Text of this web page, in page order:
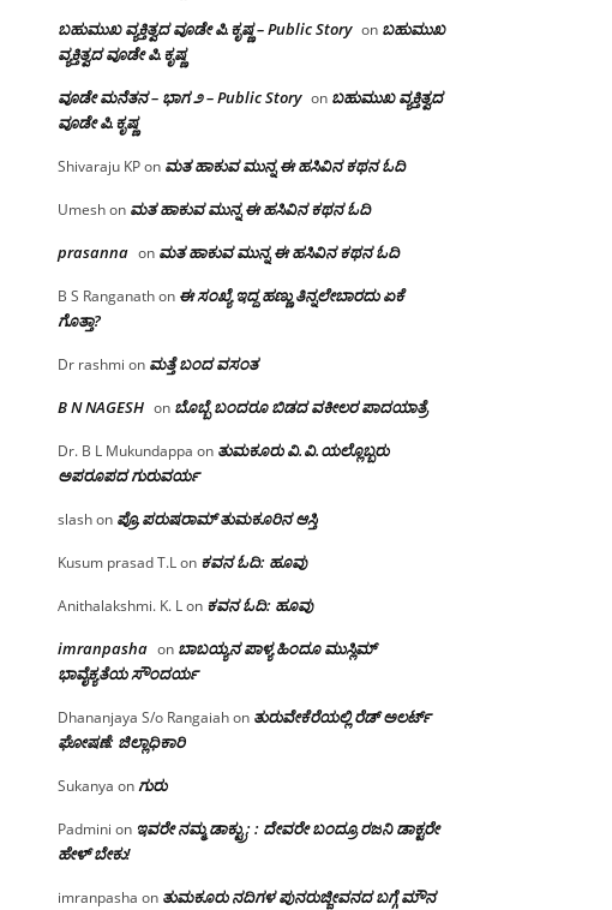
ಬಹುಮುಖ ವ್ಯಕ್ತಿತ್ವದ ವೂಡೇ ಪಿ.ಕೃಷ್ಣ – Public Story on ಬಹುಮುಖ
ವ್ಯಕ್ತಿತ್ವದ ವೂಡೇ ಪಿ.ಕೃಷ್ಣ
ವೂಡೇ ಮನೆತನ – ಭಾಗ ೨ – Public Story on ಬಹುಮುಖ ವ್ಯಕ್ತಿತ್ವದ
ವೂಡೇ ಪಿ.ಕೃಷ್ಣ
Shivaraju KPon ಮತ ಹಾಕುವ ಮುನ್ನ ಈ ಹಸಿವಿನ ಕಥನ ಓದಿ
Umeshon ಮತ ಹಾಕುವ ಮುನ್ನ ಈ ಹಸಿವಿನ ಕಥನ ಓದಿ
prasanna on ಮತ ಹಾಕುವ ಮುನ್ನ ಈ ಹಸಿವಿನ ಕಥನ ಓದಿ
B S Ranganathon ಈ ಸಂಖ್ಯೆ ಇದ್ದ ಹಣ್ಣು ತಿನ್ನಲೇಬಾರದು ಏಕೆ
ಗೊತ್ತಾ?
Dr rashmi on ಮತ್ತೆ ಬಂದ ವಸಂತ
B N NAGESH on ಬೊಬ್ಬೆ ಬಂದರೂ ಬಿಡದ ವಕೀಲರ ಪಾದಯಾತ್ರೆ
Dr. B L Mukundappa on ತುಮಕೂರು‌ ವಿ.ವಿ.ಯಲ್ಲೊಬ್ಬರು
ಅಪರೂಪದ ಗುರುವರ್ಯ
slashon ಪ್ರೊ.ಪರುಷರಾಮ್ ತುಮಕೂರಿನ ಆಸ್ತಿ
Kusum prasad T.Lon ಕವನ ಓದಿ: ಹೂವು
Anithalakshmi. K. Lon ಕವನ ಓದಿ: ಹೂವು
imranpasha on ಬಾಬಯ್ಯನ ಪಾಳ್ಯ ಹಿಂದೂ ಮುಸ್ಲಿಮ್
ಭಾವೈಕ್ಯತೆಯ ಸೌಂದರ್ಯ
Dhananjaya S/o Rangaiahon ತುರುವೇಕೆರೆಯಲ್ಲಿ ರೆಡ್ ಅಲರ್ಟ್
ಘೋಷಣೆ: ಜಿಲ್ಲಾಧಿಕಾರಿ
Sukanya onಗುರು
Padmini on ಇವರೇ ನಮ್ಮ ಡಾಕ್ಟ್ರು; : ದೇವರೇ ಬಂದ್ರೂ ರಜನಿ ಡಾಕ್ಟರೇ
ಹೇಳ್ ಬೇಕು!
imranpasha on ತುಮಕೂರು ನದಿಗಳ ಪುನರುಜ್ಜೀವನದ ಬಗ್ಗೆ ಮೌನ